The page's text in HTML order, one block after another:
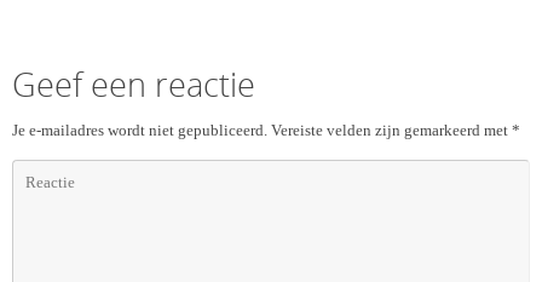
Geef een reactie
Je e-mailadres wordt niet gepubliceerd. Vereiste velden zijn gemarkeerd met *